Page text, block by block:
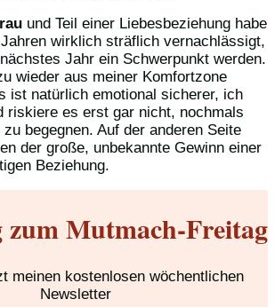
und Teil einer Liebesbeziehung habe
wirklich sträflich vernachlässigt,
Jahr ein Schwerpunkt werden.
wieder aus meiner Komfortzone
ist natürlich emotional sicherer, ich
riskiere es erst gar nicht, nochmals
begegnen. Auf der anderen Seite
der große, unbekannte Gewinn einer
Beziehung.
Mutmach-Freitag
meinen kostenlosen wöchentlichen
Newsletter